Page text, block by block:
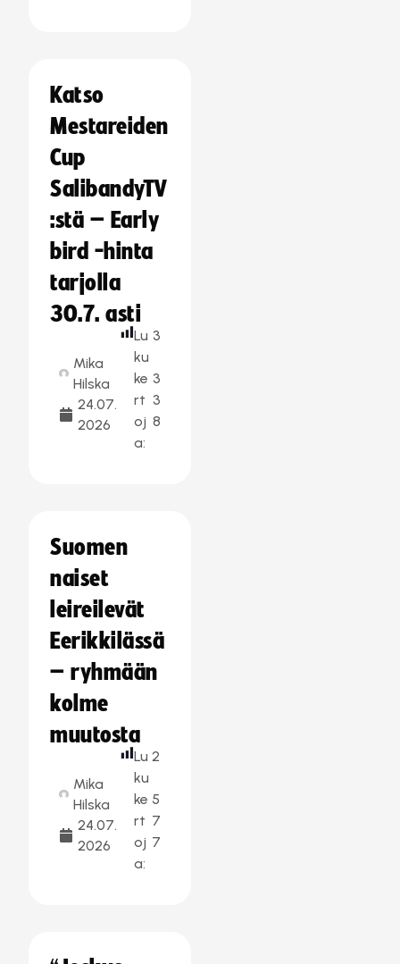
Katso
Mestareiden
Cup
SalibandyTV
:stä – Early
bird -hinta
tarjolla
30.7. asti
Mika
Hilska
24.07.
2026
Lu
ku
ke
rt
oj
a:
3
3
3
8
Suomen
naiset
leireilevät
Eerikkilässä
– ryhmään
kolme
muutosta
Mika
Hilska
24.07.
2026
Lu
ku
ke
rt
oj
a:
2
5
7
7